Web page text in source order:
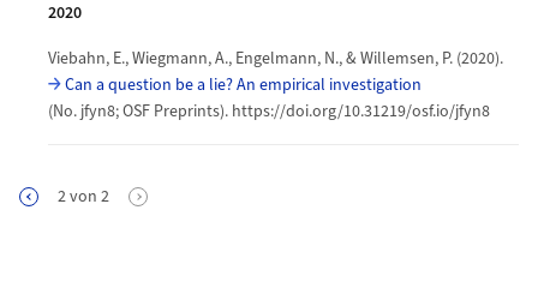
2020
Viebahn, E., Wiegmann, A., Engelmann, N., & Willemsen, P. (2020).
Can a question be a lie? An empirical investigation
(No. jfyn8; OSF Preprints). https://doi.org/10.31219/osf.io/jfyn8
Seitennummerierung
Vorherige Seite
2von 2